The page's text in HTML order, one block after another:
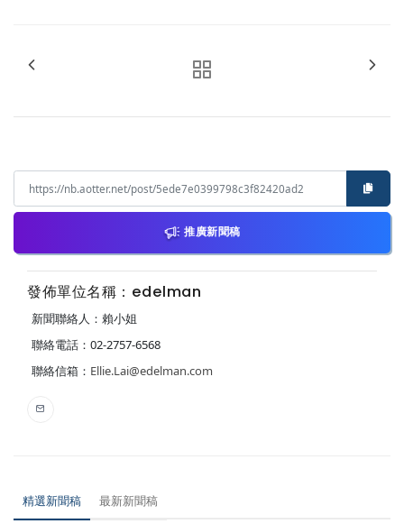
推廣新聞稿
發佈單位名稱：edelman
新聞聯絡人：賴小姐
聯絡電話：02-2757-6568
聯絡信箱： Ellie.Lai@edelman.com
精選新聞稿 最新新聞稿